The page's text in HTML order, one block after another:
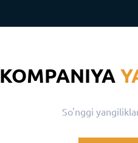
KOMPANIYA
So'nggi